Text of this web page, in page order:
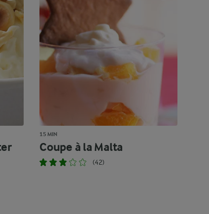
15 MIN
Coupe à la Malta
(42)